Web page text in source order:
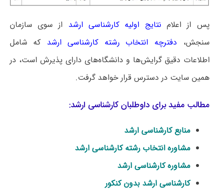
پس از اعلام نتایج اولیه کارشناسی ارشد از سوی سازمان
سنجش، دفترچه انتخاب رشته کارشناسی ارشد که شامل
اطلاعات دقیق گرایش‌ها و دانشگاه‌های دارای پذیرش است، در
همین سایت در دسترس قرار خواهد گرفت.
مطالب مفید برای داوطلبان کارشناسی ارشد:
منابع کارشناسی ارشد
مشاوره انتخاب رشته کارشناسی ارشد
مشاوره کارشناسی ارشد
کارشناسی ارشد بدون کنکور